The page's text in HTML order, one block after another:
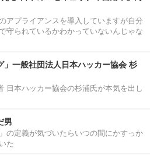
アプライアンスを導入していますが自分
守られているかわかっていないんじゃな
」一般社団法人日本ハッカー協会 杉
日本ハッカー協会の杉浦氏が本気を出し
男
の定義が気づいたらいつの間にかすっか
た